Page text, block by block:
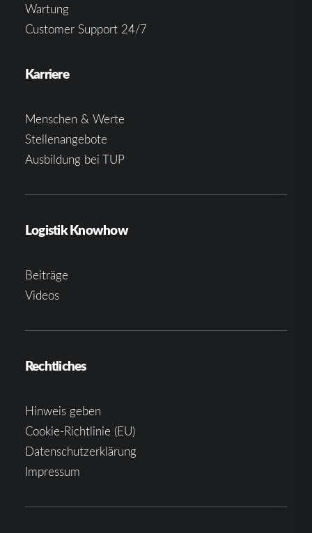
Wartung
Customer Support 24/7
Karriere
Menschen & Werte
Stellenangebote
Ausbildung bei TUP
Logistik Knowhow
Beiträge
Videos
Rechtliches
Hinweis geben
Cookie-Richtlinie (EU)
Datenschutzerklärung
Impressum